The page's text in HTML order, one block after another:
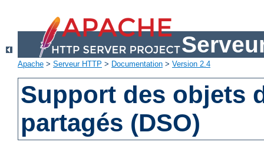
Apache > Serveur HTTP > Documentation > Version 2.4
Support des objets
partagés (DSO)